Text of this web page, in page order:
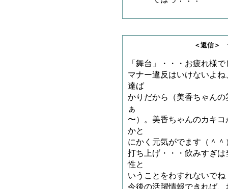
＜返信＞ サメチャ
「舞台」・・・お疲れ様
マナー違反はいけないよ
達ば
かりだから（美香ちゃん
ぁ
〜）。美香ちゃんのカキ
かと
にかく元気がでます（＾
打ち上げ・・・飲みすぎ
性と
いうことをわすれないで
今後の活躍情報できれば